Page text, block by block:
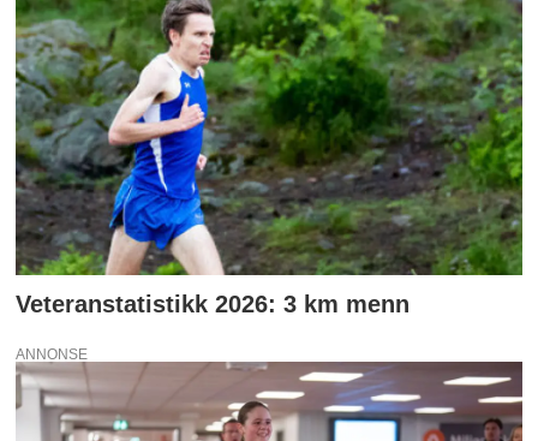
Veteranstatistikk 2026: 3 km menn
ANNONSE